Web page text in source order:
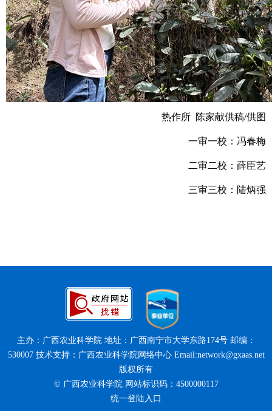
热作所 陈家献供稿/供图
一审一校：冯春梅
二审二校：薛臣艺
三审三校：陆炳强
主办：广西农业科学院 地址：广西南宁市大学东路174号 邮编：
530007 技术支持：广西农业科学院网络中心 Email:network@gxaas.net
版权所有
© 广西农业科学院 网站标识码：4500000117
统一登陆入口